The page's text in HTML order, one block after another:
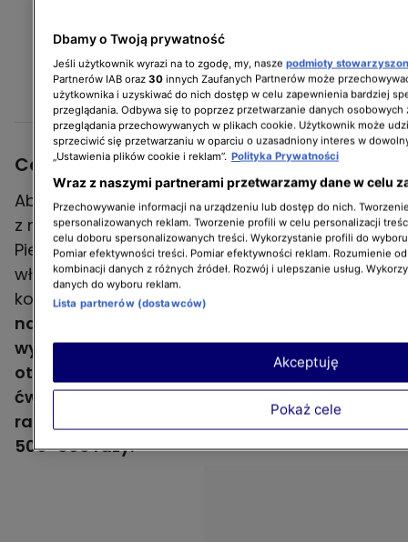
chęć wykazania się, a potem już rzucam się
i zjadam, jest zachowaniem jak najbardziej
instynktownym
- podał jeden z możliwych powodów.
Co zrobić, gdy pies chce ciągle jeść?
Aby oduczyć psa ciągłego podjadania, należy
z nim bardzo konsekwentnie pracować.
Pierwszą rzeczą, jaką Radek Ekwiński doradził
właścicielowi Buni, było nauczenie pupila
komendy "nie". Behawiorysta podkreślił, że
nauka może przynosić efekty, kiedy
wykonanie komendy będzie wiązało się z
otrzymaniem atrakcyjnej nagrody. Dodał, iż
ćwiczenie należy powtarzać co najmniej pięć
razy dziennie i wykonać je w sumie około
500-800 razy.
Dbamy o Twoją prywatność
Jeśli użytkownik wyrazi na to zgodę, my, nasze podmioty
Partnerów IAB oraz 30 innych Zaufanych Partnerów może
użytkownika i uzyskiwać do nich dostęp w celu zapewnienia bardziej
przeglądania. Odbywa się to poprzez przetwarzanie danych osobowych
przeglądania przechowywanych w plikach cookie. Użytkownik może
sprzeciwić się przetwarzaniu w oparciu o uzasadniony interes w
„Ustawienia plików cookie i reklam”. Polityka Prywatności
Wraz z naszymi partnerami przetwarzamy dane w celu
Przechowywanie informacji na urządzeniu lub dostęp do nich.
spersonalizowanych reklam. Tworzenie profili w celu personalizacji
celu doboru spersonalizowanych treści. Wykorzystanie profili do
Pomiar efektywności treści. Pomiar efektywności reklam. Rozumienie
kombinacji danych z różnych źródeł. Rozwój i ulepszanie usług.
danych do wyboru reklam.
Lista partnerów (dostawców)
Pokaż cele
Akceptuję